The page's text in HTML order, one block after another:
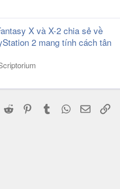
X và X-2 chia sẻ về
2 mang tính cách tân
Reddit PinterestTumblr WhatsApp
Email